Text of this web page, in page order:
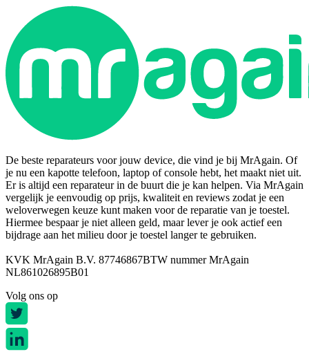
De beste reparateurs voor jouw device, die vind je bij MrAgain. Of
je nu een kapotte telefoon, laptop of console hebt, het maakt niet uit.
Er is altijd een reparateur in de buurt die je kan helpen. Via MrAgain
vergelijk je eenvoudig op prijs, kwaliteit en reviews zodat je een
weloverwegen keuze kunt maken voor de reparatie van je toestel.
Hiermee bespaar je niet alleen geld, maar lever je ook actief een
bijdrage aan het milieu door je toestel langer te gebruiken.
KVK MrAgain B.V. 87746867BTW nummer MrAgain
NL861026895B01
Volg ons op